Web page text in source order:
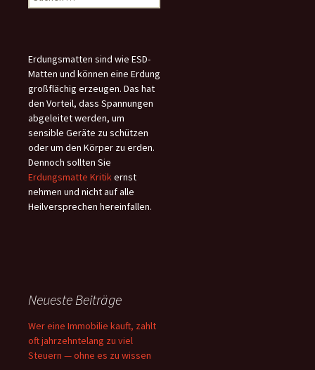
nach:
Erdungsmatten sind wie ESD-
Matten und können eine Erdung
großflächig erzeugen. Das hat
den Vorteil, dass Spannungen
abgeleitet werden, um
sensible Geräte zu schützen
oder um den Körper zu erden.
Dennoch sollten Sie
Erdungsmatte Kritikernst
nehmen und nicht auf alle
Heilversprechen hereinfallen.
Neueste Beiträge
Wer eine Immobilie kauft, zahlt
oft jahrzehntelang zu viel
Steuern — ohne es zu wissen